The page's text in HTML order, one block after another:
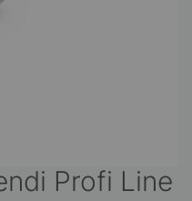
Profi Line